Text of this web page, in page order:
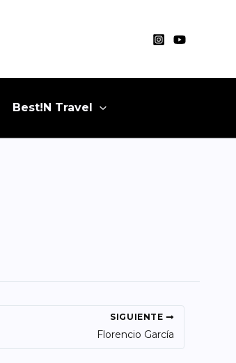
Best!N Travel
SIGUIENTE
Florencio García